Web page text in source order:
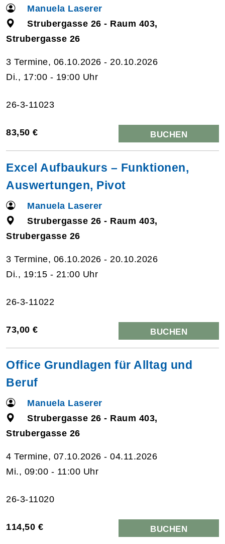
Manuela Laserer
Strubergasse 26 - Raum 403,
Strubergasse 26
3 Termine, 06.10.2026 - 20.10.2026
Di., 17:00 - 19:00 Uhr
26-3-11023
83,50 € BUCHEN
Excel Aufbaukurs – Funktionen,
Auswertungen, Pivot
Manuela Laserer
Strubergasse 26 - Raum 403,
Strubergasse 26
3 Termine, 06.10.2026 - 20.10.2026
Di., 19:15 - 21:00 Uhr
26-3-11022
73,00 € BUCHEN
Office Grundlagen für Alltag und
Beruf
Manuela Laserer
Strubergasse 26 - Raum 403,
Strubergasse 26
4 Termine, 07.10.2026 - 04.11.2026
Mi., 09:00 - 11:00 Uhr
26-3-11020
114,50 € BUCHEN